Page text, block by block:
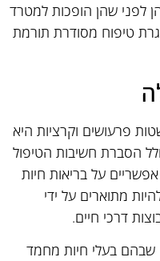
לפני שהן הופכות למטרד
טיפוח מסודרת תורמת
פרעושים וקרציות היא
הסברת חשיבות הטיפול
על בריאות חיות
מתוארים על ידי
דרכי חיים.
שבהם בעלי חיות מחמד